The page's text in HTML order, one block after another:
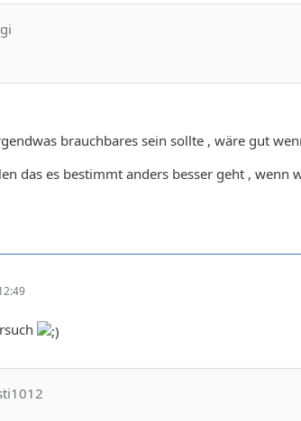
brauchbares sein sollte , wäre gut
das es bestimmt anders besser geht , wenn